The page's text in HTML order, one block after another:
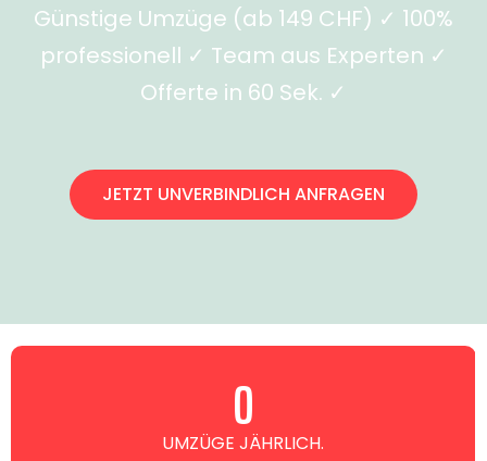
Günstige Umzüge (ab 149 CHF) ✓ 100%
professionell ✓ Team aus Experten ✓
Offerte in 60 Sek. ✓
JETZT UNVERBINDLICH ANFRAGEN
UMZÜGE JÄHRLICH.
0